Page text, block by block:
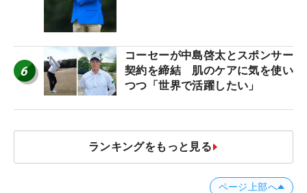
6
コーセーが中島啓太とスポンサー
契約を締結 肌のケアに気を使い
つつ「世界で活躍したい」
ランキングをもっと見る
ページ上部へ